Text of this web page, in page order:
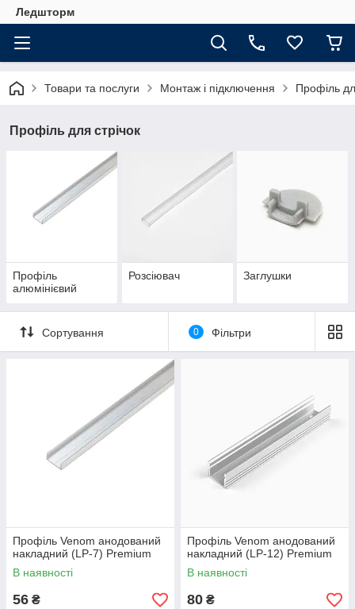
Ледшторм
Товари та послуги Монтаж і підключення Профіль
Профіль для стрічок
Профіль
алюмінієвий
Розсіювач Заглушки
Сортування 0 Фільтри
Профіль Venom анодований
накладний (LP-7) Premium
В наявності
56 ₴
Профіль Venom анодований
накладний (LP-12) Premium
В наявності
80 ₴